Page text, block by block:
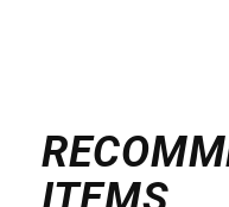
配信/ライブ機器